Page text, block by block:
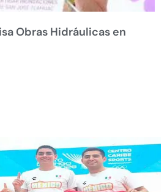
Obras Hidráulicas en